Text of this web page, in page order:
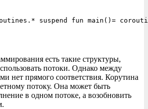
suspend fun main()=
есть такие структуры,
потоки. Однако между
нет прямого соответствия. Корутина
потоку. Она может быть
в одном потоке, а возобновить